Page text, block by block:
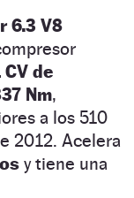
6.3 V8
de
Nm,
a los 510
2012. Acelera
y tiene una